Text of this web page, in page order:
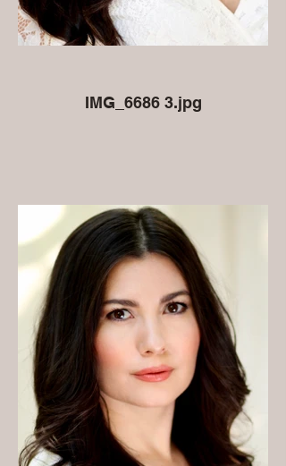
IMG_6686 3.jpg